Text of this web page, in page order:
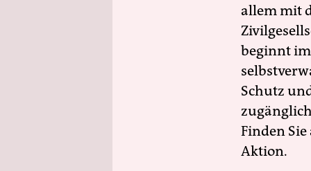
allem mit
beginnt
Schutz
Finden
Aktion.